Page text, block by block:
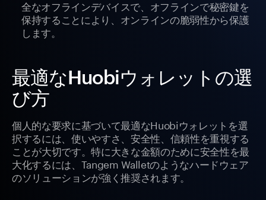
全なオフラインデバイスで、オフラインで秘密鍵を
保持することにより、オンラインの脆弱性から保護
します。
最適なHuobiウォレットの選
び方
個人的な要求に基づいて最適なHuobiウォレットを選
択するには、使いやすさ、安全性、信頼性を重視する
ことが大切です。特に大きな金額のために安全性を最
大化するには、Tangem Walletのようなハードウェア
のソリューションが強く推奨されます。